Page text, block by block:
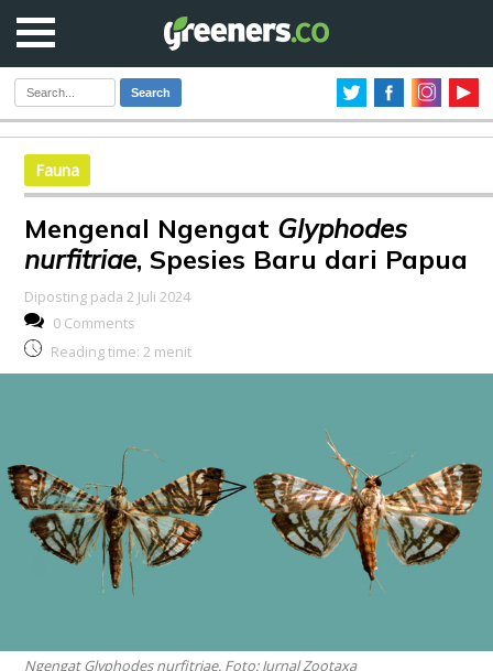
Search
Fauna
Mengenal Ngengat Glyphodes
nurfitriae, Spesies Baru dari Papua
Diposting pada 2 Juli 2024
0 Comments
Reading time: 2 menit
Ngengat Glyphodes nurfitriae. Foto: Jurnal Zootaxa